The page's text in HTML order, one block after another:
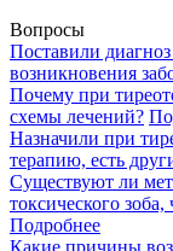
Вопросы
Поставили
возникновения
Почему при
схемы лечений?
Назначили при
терапию, есть
Существуют ли
токсического
Подробнее
Какие причины